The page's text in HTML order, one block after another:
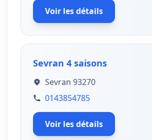
Voir les détails
Sevran 4 saisons
Sevran 93270
0143854785
Voir les détails